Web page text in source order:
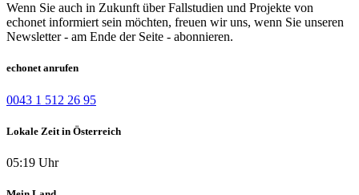
Wenn Sie auch in Zukunft über Fallstudien und Projekte von
echonet informiert sein möchten, freuen wir uns, wenn Sie unseren
Newsletter - am Ende der Seite - abonnieren.
echonet anrufen
0043 1 512 26 95
Lokale Zeit in Österreich
05:19 Uhr